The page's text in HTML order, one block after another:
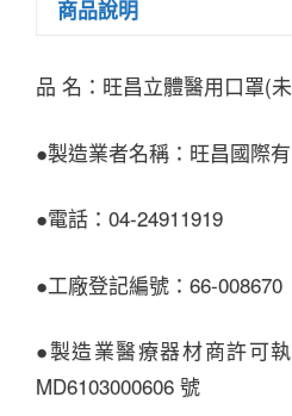
商品說明
品 名：旺昌立體醫用口罩(
●製造業者名稱：旺昌國際
●電話：04-24911919
●工廠登記編號：66-008670
●製造業醫療器材商許可
MD6103000606 號